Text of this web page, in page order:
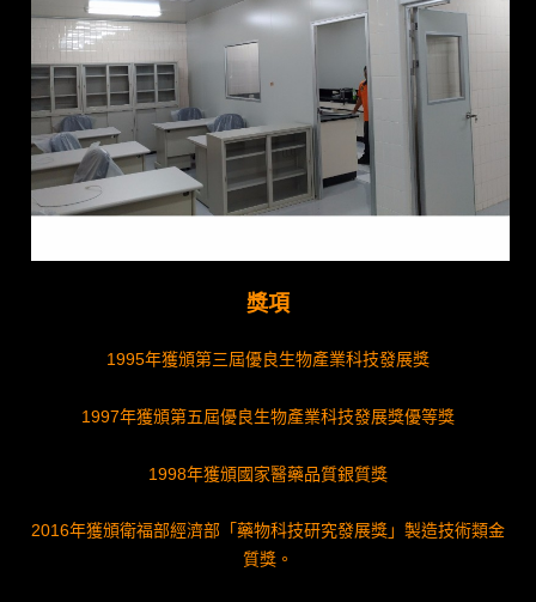
獎項
1995年獲頒第三屆優良生物產業科技發展獎
1997年獲頒第五屆優良生物產業科技發展獎優等獎
1998年獲頒國家醫藥品質銀質獎
2016年獲頒衛福部經濟部「藥物科技研究發展獎」製造技術類金
質獎。